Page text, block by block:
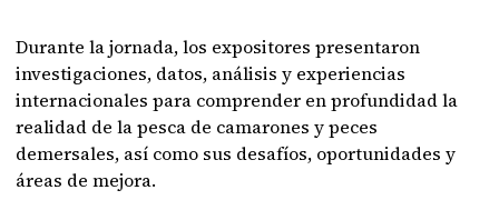
Durante la jornada, los expositores presentaron
investigaciones, datos, análisis y experiencias
internacionales para comprender en profundidad la
realidad de la pesca de camarones y peces
demersales, así como sus desafíos, oportunidades y
áreas de mejora.